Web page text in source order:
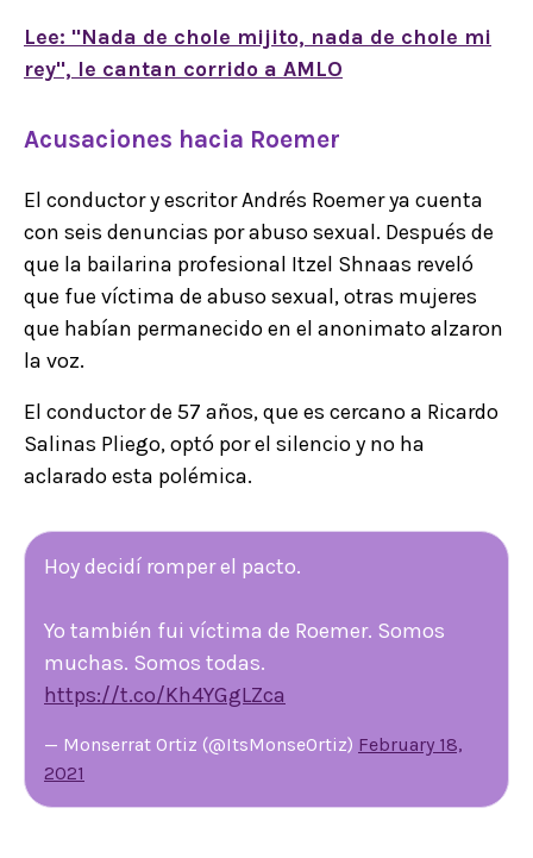
Lee: "Nada de chole mijito, nada de chole mi
rey", le cantan corrido a AMLO
Acusaciones hacia Roemer
El conductor y escritor Andrés Roemer ya cuenta
con seis denuncias por abuso sexual. Después de
que la bailarina profesional Itzel Shnaas reveló
que fue víctima de abuso sexual, otras mujeres
que habían permanecido en el anonimato alzaron
la voz.
El conductor de 57 años, que es cercano a Ricardo
Salinas Pliego, optó por el silencio y no ha
aclarado esta polémica.
Hoy decidí romper el pacto.
Yo también fui víctima de Roemer. Somos
muchas. Somos todas.
https://t.co/Kh4YGgLZca
— Monserrat Ortiz (@ItsMonseOrtiz) February 18,
2021